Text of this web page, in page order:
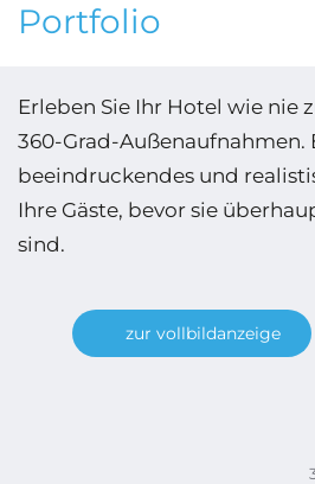
Portfolio
Erleben Sie Ihr Hotel wie nie
360-Grad-Außenaufnahmen.
beeindruckendes und
Ihre Gäste, bevor sie
sind.
zur vollbildanzeige